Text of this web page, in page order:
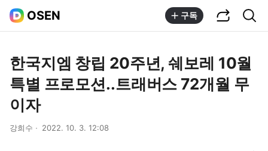
OSEN 구독
한국지엠 창립 20주년, 쉐보레 10월
특별 프로모션..트래버스 72개월 무
이자
강희수 2022. 10. 3. 12:08